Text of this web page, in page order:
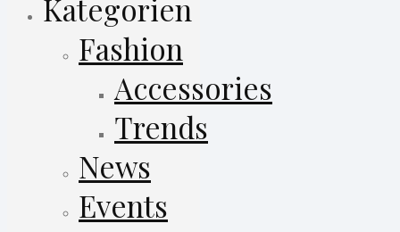
Kategorien
Fashion
Accessories
Trends
News
Events